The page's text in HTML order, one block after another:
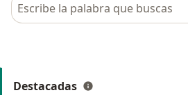
Destacadas